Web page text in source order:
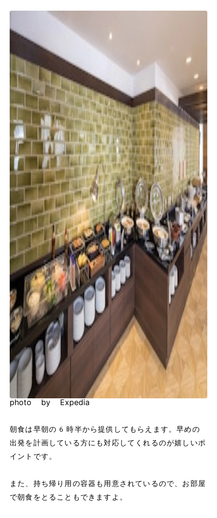
photo by Expedia
朝食は早朝の6時半から提供してもらえます。早めの
出発を計画している方にも対応してくれるのが嬉しいポ
イントです。
また、持ち帰り用の容器も用意されているので、お部屋
で朝食をとることもできますよ。